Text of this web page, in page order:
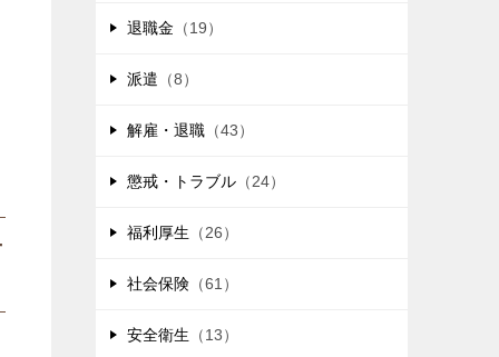
退職金 （19）
派遣 （8）
解雇・退職 （43）
懲戒・トラブル （24）
福利厚生 （26）
社会保険 （61）
安全衛生 （13）